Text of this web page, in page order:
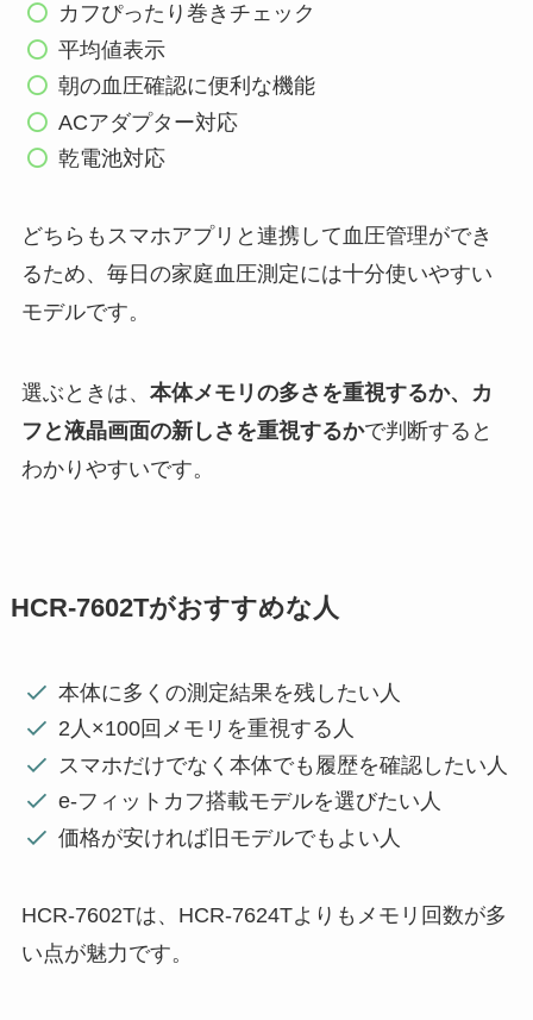
カフぴったり巻きチェック
平均値表示
朝の血圧確認に便利な機能
ACアダプター対応
乾電池対応
どちらもスマホアプリと連携して血圧管理ができ
るため、毎日の家庭血圧測定には十分使いやすい
モデルです。
選ぶときは、 本体メモリの多さを重視するか、カ
フと液晶画面の新しさを重視するかで判断すると
わかりやすいです。
HCR-7602Tがおすすめな人
本体に多くの測定結果を残したい人
2人×100回メモリを重視する人
スマホだけでなく本体でも履歴を確認したい人
e-フィットカフ搭載モデルを選びたい人
価格が安ければ旧モデルでもよい人
HCR-7602Tは、HCR-7624Tよりもメモリ回数が多
い点が魅力です。